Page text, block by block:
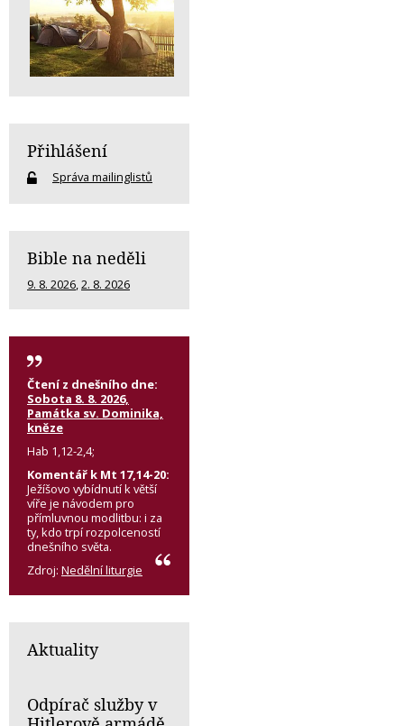
Přihlášení
Správa mailinglistů
Bible na neděli
9. 8. 2026,2. 8. 2026
Čtení z dnešního dne:
Sobota 8. 8. 2026,
Památka sv. Dominika,
kněze
Hab 1,12-2,4;
Komentář k Mt 17,14-20:
Ježíšovo vybídnutí k větší
víře je návodem pro
přímluvnou modlitbu: i za
ty, kdo trpí rozpolceností
dnešního světa.
Zdroj: Nedělní liturgie
Aktuality
Odpírač služby v